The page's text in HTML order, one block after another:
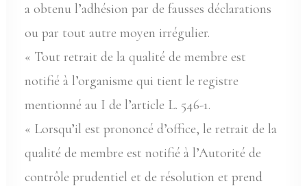
a obtenu l’adhésion par de fausses déclarations
ou par tout autre moyen irrégulier.
« Tout retrait de la qualité de membre est
notifié à l’organisme qui tient le registre
mentionné au I de l’article L. 546-1.
« Lorsqu’il est prononcé d’office, le retrait de la
qualité de membre est notifié à l’Autorité de
contrôle prudentiel et de résolution et prend